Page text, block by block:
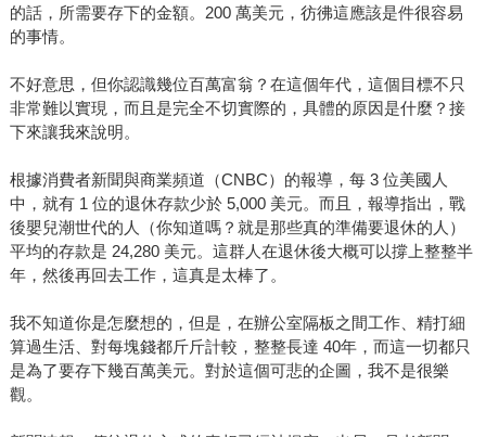
的話，所需要存下的金額。200 萬美元，彷彿這應該是件很容易
的事情。
不好意思，但你認識幾位百萬富翁？在這個年代，這個目標不只
非常難以實現，而且是完全不切實際的，具體的原因是什麼？接
下來讓我來說明。
根據消費者新聞與商業頻道（CNBC）的報導，每 3 位美國人
中，就有 1 位的退休存款少於 5,000 美元。而且，報導指出，戰
後嬰兒潮世代的人（你知道嗎？就是那些真的準備要退休的人）
平均的存款是 24,280 美元。這群人在退休後大概可以撐上整整半
年，然後再回去工作，這真是太棒了。
我不知道你是怎麼想的，但是，在辦公室隔板之間工作、精打細
算過生活、對每塊錢都斤斤計較，整整長達 40年，而這一切都只
是為了要存下幾百萬美元。對於這個可悲的企圖，我不是很樂
觀。